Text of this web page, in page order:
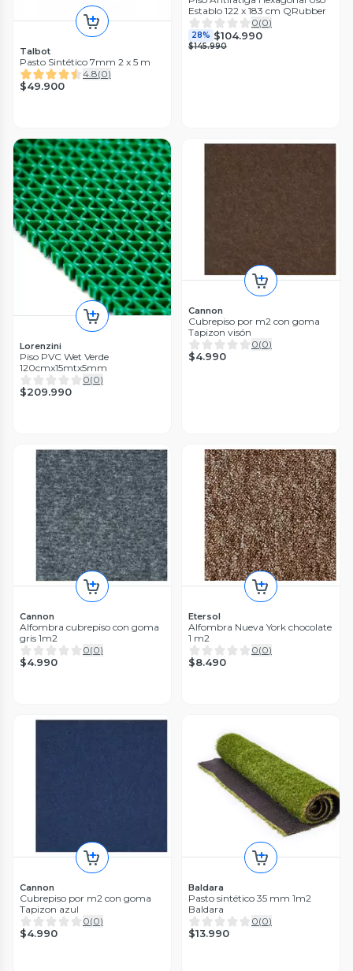
Talbot
Pasto Sintético 7mm 2 x 5 m
4.8(0)
$49.900
Establo 122 x 183 cm QRubber
0(0)
28% $104.990
$145.990
Lorenzini
Piso PVC Wet Verde
120cmx15mtx5mm
0(0)
$209.990
Cannon
Cubrepiso por m2 con goma
Tapizon visón
0(0)
$4.990
Cannon
Alfombra cubrepiso con goma
gris 1m2
0(0)
$4.990
Etersol
Alfombra Nueva York chocolate
1 m2
0(0)
$8.490
Cannon
Cubrepiso por m2 con goma
Tapizon azul
0(0)
$4.990
Baldara
Pasto sintético 35 mm 1m2
Baldara
0(0)
$13.990